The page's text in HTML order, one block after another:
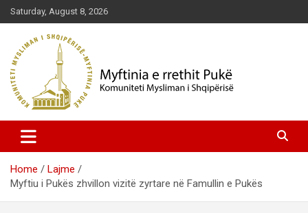
Skip
to
content
Saturday, August 8, 2026
Myftinia Pukë | Faqja Zyrtare
Home
Lajme
Myftiu i Pukës zhvillon vizitë zyrtare në Famullin e Pukës